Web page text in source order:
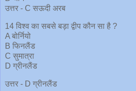
उत्तर - C सऊदी अरब
14 विश्व का सबसे बड़ा द्वीप कौन सा है ?
A बोर्नियो
B फिनलैंड
C सुमात्रा
D ग्रीनलैंड
उत्तर - D ग्रीनलैंड